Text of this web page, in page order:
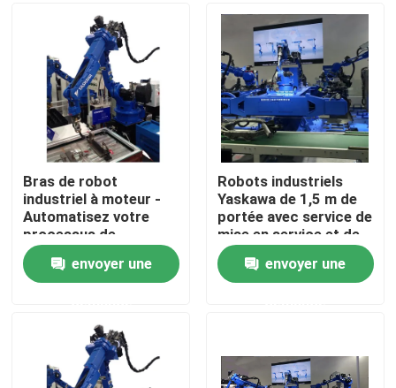
Produits
Vidéos
Au sujet de nous
Visite d'usine
Contrôle de qualité
Contactez-nous
Bras de robot
industriel à moteur -
Automatisez votre
processus de
fabrication avec des
composants de base
envoyer une
Robots industriels
Yaskawa de 1,5 m de
portée avec service de
mise en service et de
formation
envoyer une